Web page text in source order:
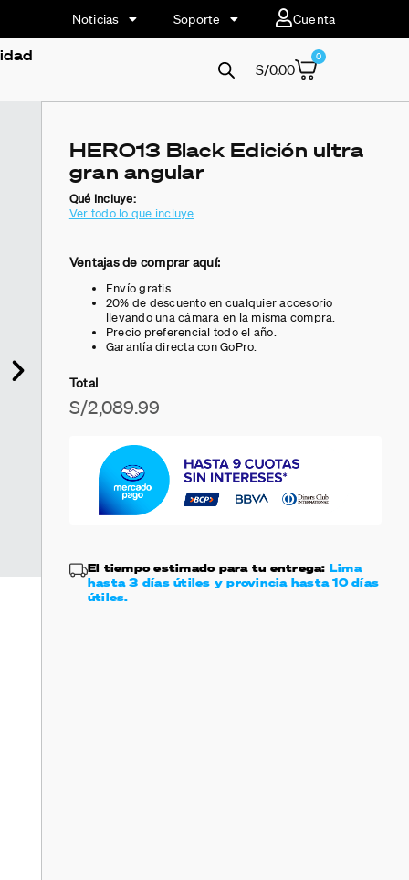
Noticias Soporte Cuenta
S/0.00
0
HERO13 Black Edición ultra
gran angular
Qué incluye:
Ver todo lo que incluye
Ventajas de comprar aquí:
Envío gratis.
20% de descuento en cualquier accesorio
llevando una cámara en la misma compra.
Precio preferencial todo el año.
Garantía directa con GoPro.
Total
S/2,089.99
El tiempo estimado para tu entrega: Lima
hasta 3 días útiles y provincia hasta 10 días
útiles.